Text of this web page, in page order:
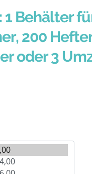
1 Behälter
200
oder 3